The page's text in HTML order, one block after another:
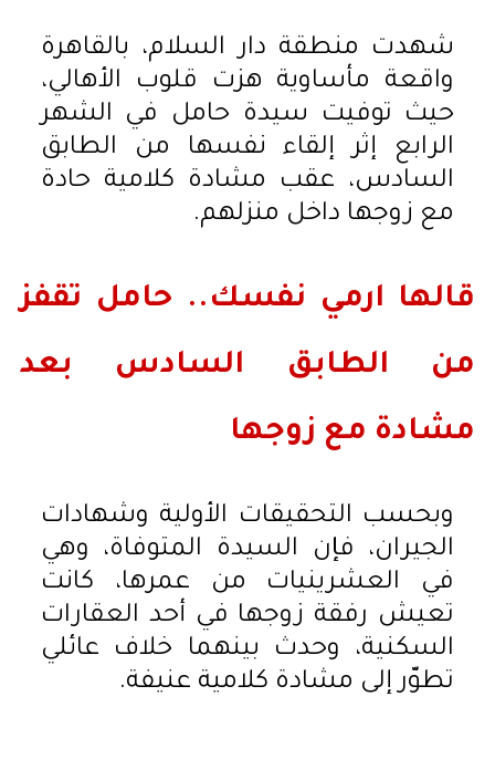
شهدت منطقة دار السلام، بالقاهرة
واقعة مأساوية هزت قلوب الأهالي،
حيث توفيت سيدة حامل في الشهر
الرابع إثر إلقاء نفسها من الطابق
السادس، عقب مشادة كلامية حادة
مع زوجها داخل منزلهم.
قالها ارمي نفسك.. حامل تقفز
من الطابق السادس بعد
مشادة مع زوجها
وبحسب التحقيقات الأولية وشهادات
الجيران، فإن السيدة المتوفاة، وهي
في العشرينيات من عمرها، كانت
تعيش رفقة زوجها في أحد العقارات
السكنية، وحدث بينهما خلاف عائلي
تطوّر إلى مشادة كلامية عنيفة.